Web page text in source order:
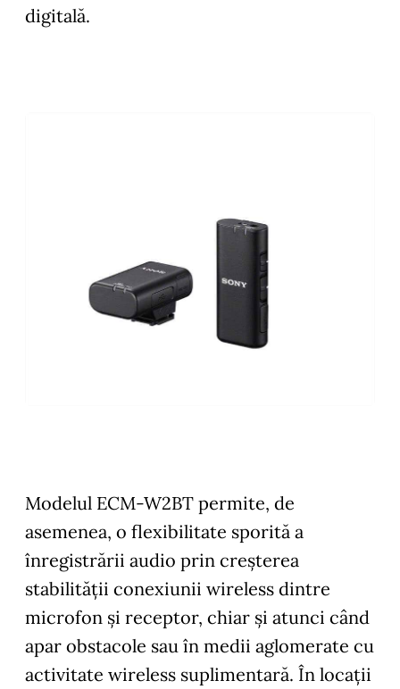
digitală.
Modelul ECM-W2BT permite, de
asemenea, o flexibilitate sporită a
înregistrării audio prin creșterea
stabilității conexiunii wireless dintre
microfon și receptor, chiar și atunci când
apar obstacole sau în medii aglomerate cu
activitate wireless suplimentară. În locații